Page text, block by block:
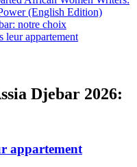
(English Edition)
notre choix
leur appartement
Djebar 2026:
appartement